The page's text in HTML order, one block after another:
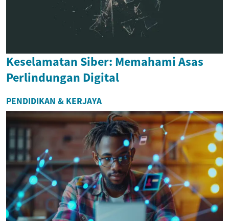
Keselamatan Siber: Memahami Asas
Perlindungan Digital
PENDIDIKAN & KERJAYA